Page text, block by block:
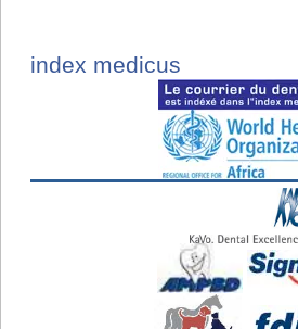
index medicus